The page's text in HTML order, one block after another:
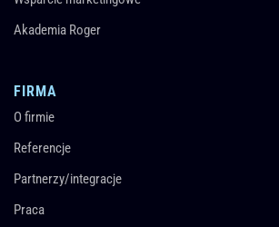
Akademia Roger
FIRMA
O firmie
Referencje
Partnerzy/integracje
Praca